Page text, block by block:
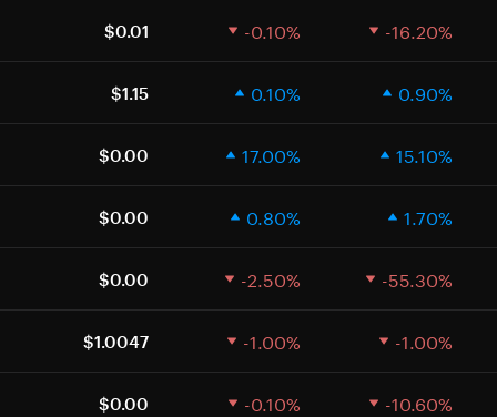
$0.01 -0.10% -16.20%
$1.15 0.10% 0.90%
$0.00 17.00% 15.10%
$0.00 0.80% 1.70%
$0.00 -2.50% -55.30%
$1.0047 -1.00% -1.00%
$0.00 -0.10% -10.60%